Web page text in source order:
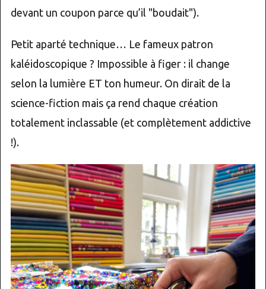
devant un coupon parce qu’il "boudait").
Petit aparté technique… Le fameux patron
kaléidoscopique ? Impossible à figer : il change
selon la lumière ET ton humeur. On dirait de la
science-fiction mais ça rend chaque création
totalement inclassable (et complètement addictive
!).